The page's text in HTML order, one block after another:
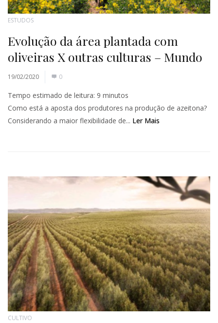
ESTUDOS
Evolução da área plantada com
oliveiras X outras culturas – Mundo
19/02/2020 0
Tempo estimado de leitura: 9 minutos
Como está a aposta dos produtores na produção de azeitona?
Considerando a maior flexibilidade de... Ler Mais
CULTIVO